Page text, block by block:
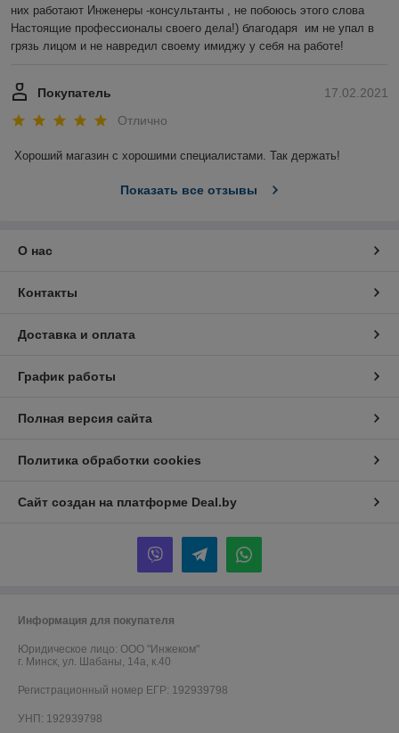
них работают Инженеры -консультанты , не побоюсь этого слова
Настоящие профессионалы своего дела!) благодаря  им не упал в
грязь лицом и не навредил своему имиджу у себя на работе!
17.02.2021
Покупатель
Отлично
Хороший магазин с хорошими специалистами. Так держать!
Показать все отзывы
О нас
Контакты
Доставка и оплата
График работы
Полная версия сайта
Политика обработки cookies
Сайт создан на платформе Deal.by
Информация для покупателя
Юридическое лицо: ООО "Инжеком"
г. Минск, ул. Шабаны, 14а, к.40
Регистрационный номер ЕГР: 192939798
УНП: 192939798